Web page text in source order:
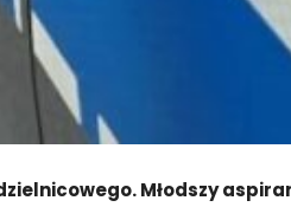
Młodszy